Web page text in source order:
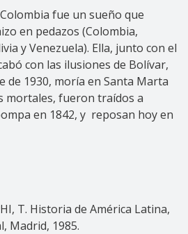
fue un sueño que
en pedazos (Colombia,
y Venezuela). Ella, junto con el
con las ilusiones de Bolívar,
de 1930, moría en Santa Marta
mortales, fueron traídos a
en 1842, y reposan hoy en
T. Historia de América Latina,
Madrid, 1985.